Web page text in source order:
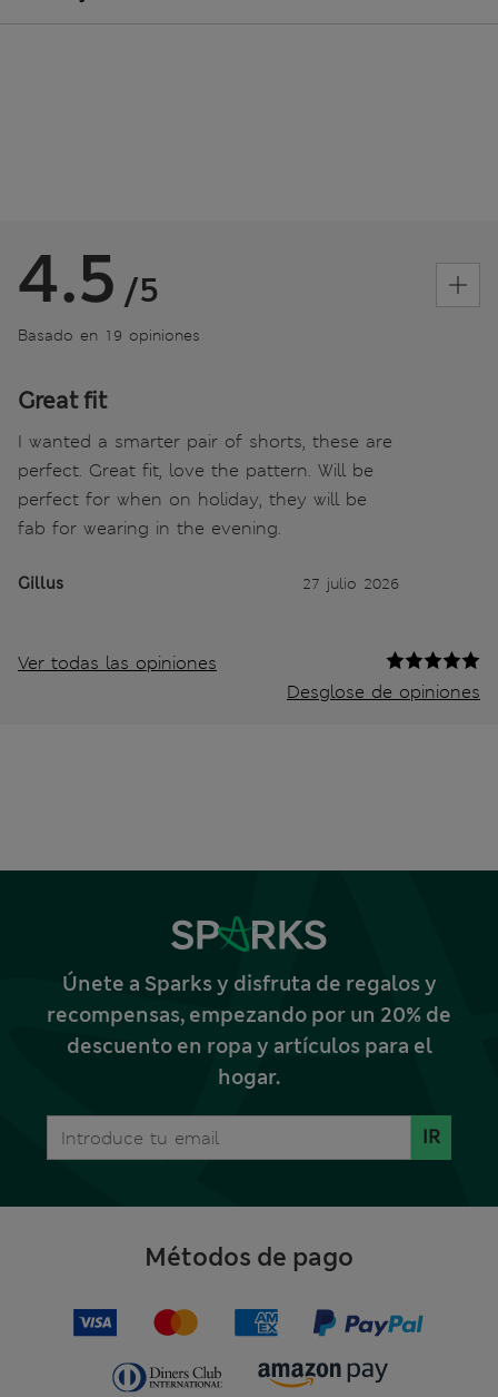
4.5 /5
Basado en 19 opiniones
Great fit
I wanted a smarter pair of shorts, these are
perfect. Great fit, love the pattern. Will be
perfect for when on holiday, they will be
fab for wearing in the evening.
Gillus 27 julio 2026
Ver todas las opiniones
Desglose de opiniones
Únete a Sparks y disfruta de regalos y
recompensas, empezando por un 20% de
descuento en ropa y artículos para el
hogar.
IR
Métodos de pago